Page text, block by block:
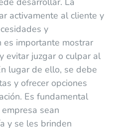
activamente al cliente y
y
es importante mostrar
evitar juzgar o culpar al
lugar de ello, se debe
y ofrecer opciones
Es fundamental
sean
y se les brinden